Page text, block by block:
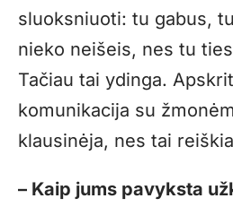
sluoksniuoti: tu gabus,
nieko neišeis, nes tu
Tačiau tai ydinga.
komunikacija su
klausinėja, nes tai
– Kaip jums pavyksta